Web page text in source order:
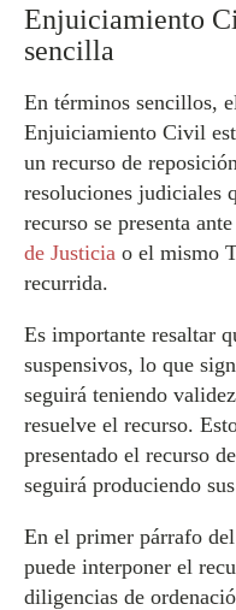
Enjuiciamiento
sencilla
En términos sencillos,
Enjuiciamiento Civil
un recurso de
resoluciones judiciales
recurso se presenta
de Justicia o el mismo
recurrida.
Es importante resaltar
suspensivos, lo que
seguirá teniendo
resuelve el recurso.
presentado el recurso
seguirá produciendo
En el primer párrafo
puede interponer el
diligencias de